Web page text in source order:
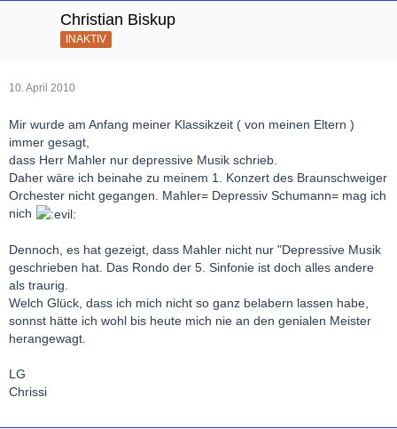
Christian Biskup
INAKTIV
10. April 2010
Mir wurde am Anfang meiner Klassikzeit ( von meinen Eltern )
immer gesagt,
dass Herr Mahler nur depressive Musik schrieb.
Daher wäre ich beinahe zu meinem 1. Konzert des Braunschweiger
Orchester nicht gegangen. Mahler= Depressiv Schumann= mag ich
nich
Dennoch, es hat gezeigt, dass Mahler nicht nur "Depressive Musik
geschrieben hat. Das Rondo der 5. Sinfonie ist doch alles andere
als traurig.
Welch Glück, dass ich mich nicht so ganz belabern lassen habe,
sonnst hätte ich wohl bis heute mich nie an den genialen Meister
herangewagt.
LG
Chrissi